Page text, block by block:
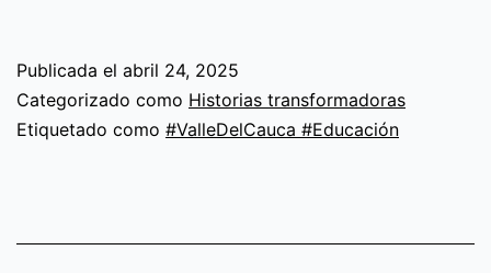
con
propósito
la
Publicada el abril 24, 2025
Categorizado como Historias transformadoras
Etiquetado como #ValleDelCauca #Educación